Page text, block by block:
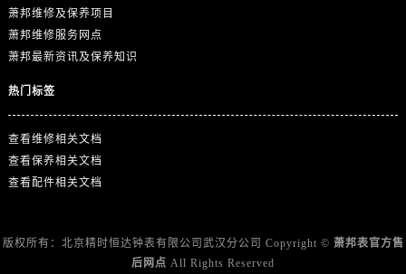
萧邦维修及保养项目
萧邦维修服务网点
萧邦最新资讯及保养知识
热门标签
查看维修相关文档
查看保养相关文档
查看配件相关文档
版权所有：北京精时恒达钟表有限公司武汉分公司 Copyright © 萧邦表官方售
后网点 All Rights Reserved